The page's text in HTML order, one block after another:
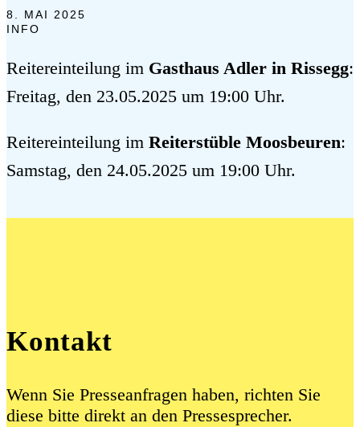
8. MAI 2025
INFO
Reitereinteilung im Gasthaus Adler in Rissegg:
Freitag, den 23.05.2025 um 19:00 Uhr.
Reitereinteilung im Reiterstüble Moosbeuren:
Samstag, den 24.05.2025 um 19:00 Uhr.
Kontakt
Wenn Sie Presseanfragen haben, richten Sie
diese bitte direkt an den Pressesprecher.